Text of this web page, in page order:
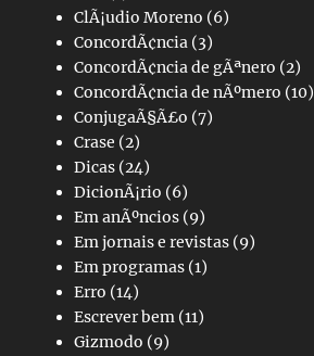
ClÃ¡udio Moreno (6)
ConcordÃ¢ncia (3)
ConcordÃ¢ncia de gÃªnero (2)
ConcordÃ¢ncia de nÃºmero (10)
ConjugaÃ§Ã£o (7)
Crase (2)
Dicas (24)
DicionÃ¡rio (6)
Em anÃºncios (9)
Em jornais e revistas (9)
Em programas (1)
Erro (14)
Escrever bem (11)
Gizmodo (9)